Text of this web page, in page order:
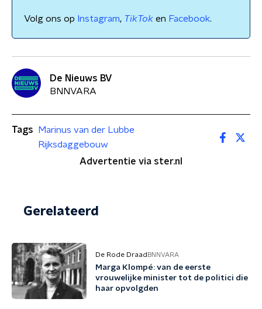
Volg ons op Instagram, TikTok en Facebook.
De Nieuws BV
BNNVARA
Tags
Marinus van der Lubbe
Rijksdaggebouw
Advertentie via ster.nl
Gerelateerd
De Rode Draad BNNVARA
Marga Klompé: van de eerste
vrouwelijke minister tot de politici die
haar opvolgden